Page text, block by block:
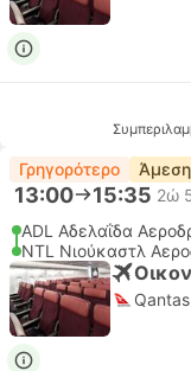
Γρηγορότερο
13:00 15:35 2ώ
ADL Αδελαΐδα
NTL Νιούκαστλ